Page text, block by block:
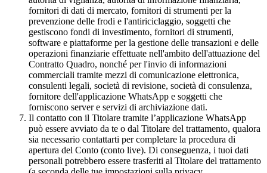
fornitori di dati di mercato, fornitori di strumenti per la
prevenzione delle frodi e l'antiriciclaggio, soggetti che
gestiscono fondi di investimento, fornitori di strumenti,
software e piattaforme per la gestione delle transazioni e delle
operazioni finanziarie effettuate nell'ambito dell'attuazione del
Contratto Quadro, nonché per l'invio di informazioni
commerciali tramite mezzi di comunicazione elettronica,
consulenti legali, società di revisione, società di consulenza,
fornitore dell'applicazione WhatsApp e soggetti che
forniscono server e servizi di archiviazione dati.
Il contatto con il Titolare tramite l’applicazione WhatsApp
può essere avviato da te o dal Titolare del trattamento, qualora
sia necessario contattarti per completare la procedura di
apertura del Conto (conto live). Di conseguenza, i tuoi dati
personali potrebbero essere trasferiti al Titolare del trattamento